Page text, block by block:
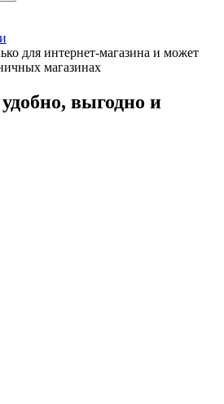
для интернет-магазина и может
магазинах
выгодно и